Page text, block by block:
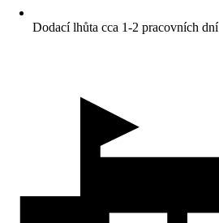
Dodací lhůta cca 1-2 pracovních dní